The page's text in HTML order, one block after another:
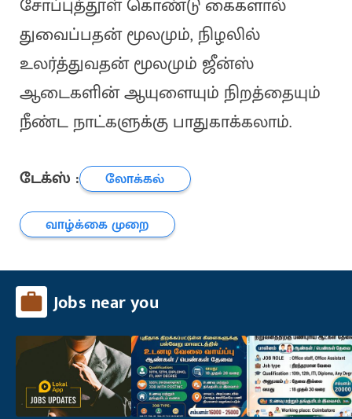
சோப்புத்தூள் கொண்டு கைகளால்
துவைப்பதன் மூலமும், நிழலில்
உலர்த்துவதன் மூலமும் ஜீன்ஸ்
ஆடைகளின் ஆயுளையும் நிறத்தையும்
நீண்ட நாட்களுக்கு பாதுகாக்கலாம்.
டேக்ஸ் :
லோக்கல்
வாழ்க்கை முறை
Jobs near you